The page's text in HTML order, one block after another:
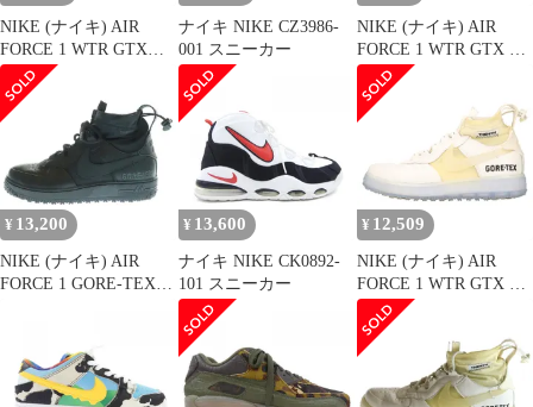
NIKE (ナイキ) AIR
FORCE 1 WTR GTX
CQ7211-002 GORE-TEX
ゴアテックス エアフォ
ース ゴアテックス ハイ
カットスニーカー
US8/26.0cm ホワイト
ナイキ NIKE CZ3986-
001 スニーカー
NIKE (ナイキ) AIR
FORCE 1 WTR GTX エ
アフォース 1 ウィンタ
ー ゴアテックス フロン
トジップ ハイカットス
ニーカー ホワイト
US9/27cm CQ7211-002
¥ 13,200
NIKE (ナイキ) AIR
FORCE 1 GORE-TEX
トスニーカー ブラック
US9.5/27.5cm CQ7211-
003
¥ 13,600
ナイキ NIKE CK0892-
101 スニーカー
¥ 12,509
NIKE (ナイキ) AIR
FORCE 1 WTR GTX エ
アフォース ゴアテック
ス ハイカットスニーカ
ー ホワイト US9.5
CQ7211-002